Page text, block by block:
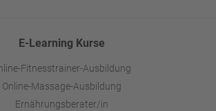
E-Learning Kurse
Fitnesstrainer-Ausbildung
Online-Massage-Ausbildung
Ernährungsberater/in